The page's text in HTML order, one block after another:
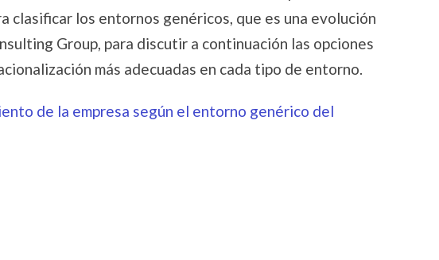
clasificar los entornos genéricos, que es una evolución
Group, para discutir a continuación las opciones
más adecuadas en cada tipo de entorno.
de la empresa según el entorno genérico del